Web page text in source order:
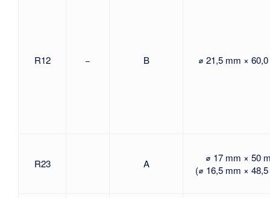
R12 − B ⌀ 21,5 mm ×
R23 A
⌀ 17 mm × 50
(⌀ 16,5 mm ×